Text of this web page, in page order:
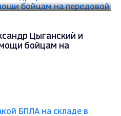
Цыганский и
бойцам на